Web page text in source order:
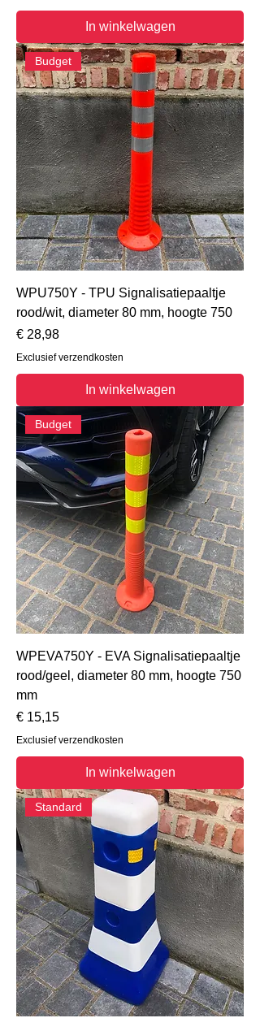
In winkelwagen
Budget
WPU750Y - TPU Signalisatiepaaltje
rood/wit, diameter 80 mm, hoogte 750
Prijs
€ 28,98
Exclusief verzendkosten
In winkelwagen
Budget
WPEVA750Y - EVA Signalisatiepaaltje
rood/geel, diameter 80 mm, hoogte 750
mm
Prijs
€ 15,15
Exclusief verzendkosten
In winkelwagen
Standard